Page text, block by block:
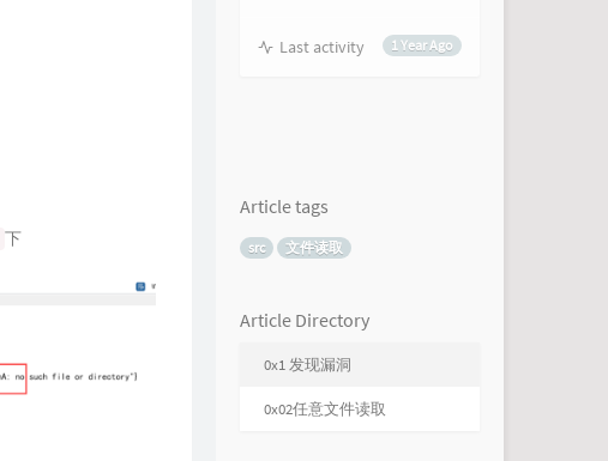
下
1 Year Ago
Last activity
Article tags
src 文件读取
Article Directory
0x1 发现漏洞
0x02任意文件读取